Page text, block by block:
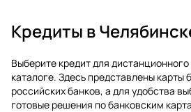
Кредиты в
Выберите кредит для
каталоге. Здесь представлены карты
российских банков, а для удобства
готовые решения по банковским